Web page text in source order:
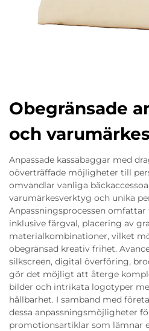
Obegränsade
och
Anpassade kassabaggar med
oöverträffade möjligheter till
omvandlar vanliga
varumärkesverktyg och unika
Anpassningsprocessen
inklusive färgval, placering av
materialkombinationer, vilket
obegränsad kreativ frihet.
silkscreen, digital överföring,
gör det möjligt att återge
bilder och intrikata logotyper
hållbarhet. I samband med
dessa anpassningsmöjligheter
promotionsartiklar som lämnar